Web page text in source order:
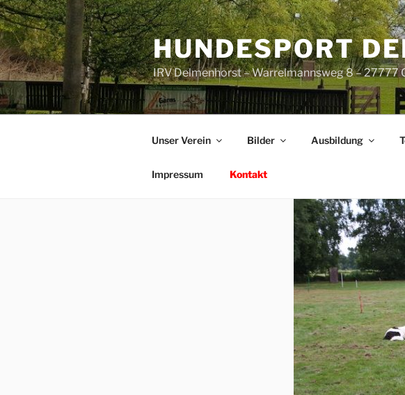
Zum
Inhalt
springen
HUNDESPORT
IRV Delmenhorst – Warrelmannsweg 8 – 27777
Unser Verein Bilder Ausbildung
Impressum Kontakt